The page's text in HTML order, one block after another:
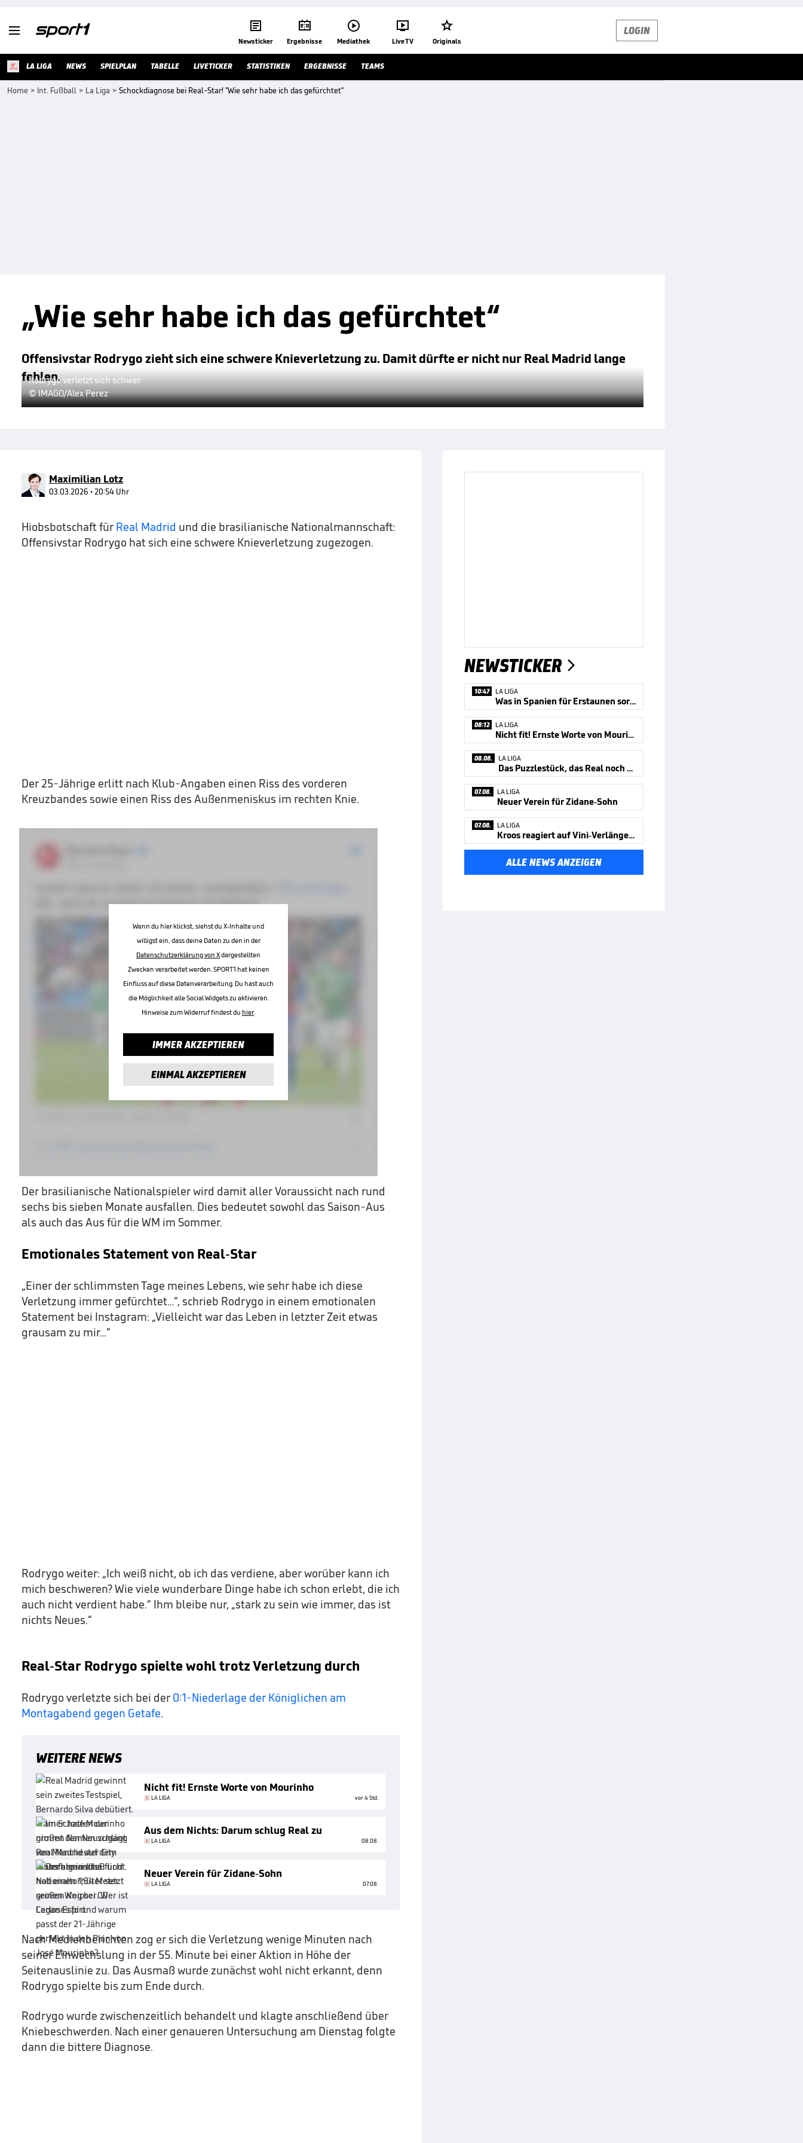
 
Newsticker

Ergebnisse

Mediathek

Live TV

Originals
LOGIN
LA LIGA NEWS SPIELPLAN TABELLE LIVETICKER STATISTIKEN ERGEBNISSE TEAMS
Home > Int. Fußball > La Liga > Schockdiagnose bei Real-Star! "Wie sehr habe ich das gefürchtet"
„Wie sehr habe ich das gefürchtet“
Offensivstar Rodrygo zieht sich eine schwere Knieverletzung zu. Damit dürfte er nicht nur Real Madrid lange
fehlen.
Rodrygo verletzt sich schwer
© IMAGO/Alex Perez
Maximilian Lotz
03.03.2026 • 20:54 Uhr
Hiobsbotschaft für Real Madrid und die brasilianische Nationalmannschaft:
Offensivstar Rodrygo hat sich eine schwere Knieverletzung zugezogen.
Der 25-Jährige erlitt nach Klub-Angaben einen Riss des vorderen
Kreuzbandes sowie einen Riss des Außenmeniskus im rechten Knie.
Wenn du hier klickst, siehst du X-Inhalte und
willigst ein, dass deine Daten zu den in der
Datenschutzerklärung von Xdargestellten
Zwecken verarbeitet werden. SPORT1 hat keinen
Einfluss auf diese Datenverarbeitung. Du hast auch
die Möglichkeit alle Social Widgets zu aktivieren.
Hinweise zum Widerruf findest du hier.
IMMER AKZEPTIEREN
EINMAL AKZEPTIEREN
Der brasilianische Nationalspieler wird damit aller Voraussicht nach rund
sechs bis sieben Monate ausfallen. Dies bedeutet sowohl das Saison-Aus
als auch das Aus für die WM im Sommer.
Emotionales Statement von Real-Star
„Einer der schlimmsten Tage meines Lebens, wie sehr habe ich diese
Verletzung immer gefürchtet…“, schrieb Rodrygo in einem emotionalen
Statement bei Instagram: „Vielleicht war das Leben in letzter Zeit etwas
grausam zu mir…“
Rodrygo weiter: „Ich weiß nicht, ob ich das verdiene, aber worüber kann ich
mich beschweren? Wie viele wunderbare Dinge habe ich schon erlebt, die ich
auch nicht verdient habe.“ Ihm bleibe nur, „stark zu sein wie immer, das ist
nichts Neues.“
Real-Star Rodrygo spielte wohl trotz Verletzung durch
Rodrygo verletzte sich bei der 0:1-Niederlage der Königlichen am
Montagabend gegen Getafe.
WEITERE NEWS
Nicht fit! Ernste Worte von Mourinho
LA LIGA vor 4 Std.
Aus dem Nichts: Darum schlug Real zu
LA LIGA 08.08.
Neuer Verein für Zidane-Sohn
LA LIGA 07.08.
Nach Medienberichten zog er sich die Verletzung wenige Minuten nach
seiner Einwechslung in der 55. Minute bei einer Aktion in Höhe der
Seitenauslinie zu. Das Ausmaß wurde zunächst wohl nicht erkannt, denn
Rodrygo spielte bis zum Ende durch.
Rodrygo wurde zwischenzeitlich behandelt und klagte anschließend über
Kniebeschwerden. Nach einer genaueren Untersuchung am Dienstag folgte
dann die bittere Diagnose.
NEWSTICKER 
10:47 LA LIGA
Was in Spanien für Erstaunen sorgt
08:12 LA LIGA
Nicht fit! Ernste Worte von Mourinho
08.08. LA LIGA
Das Puzzlestück, das Real noch fehlte
07.08. LA LIGA
Neuer Verein für Zidane-Sohn
07.08. LA LIGA
Kroos reagiert auf Vini-Verlängerung
ALLE NEWS ANZEIGEN